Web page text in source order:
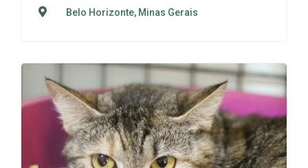
Belo Horizonte, Minas Gerais